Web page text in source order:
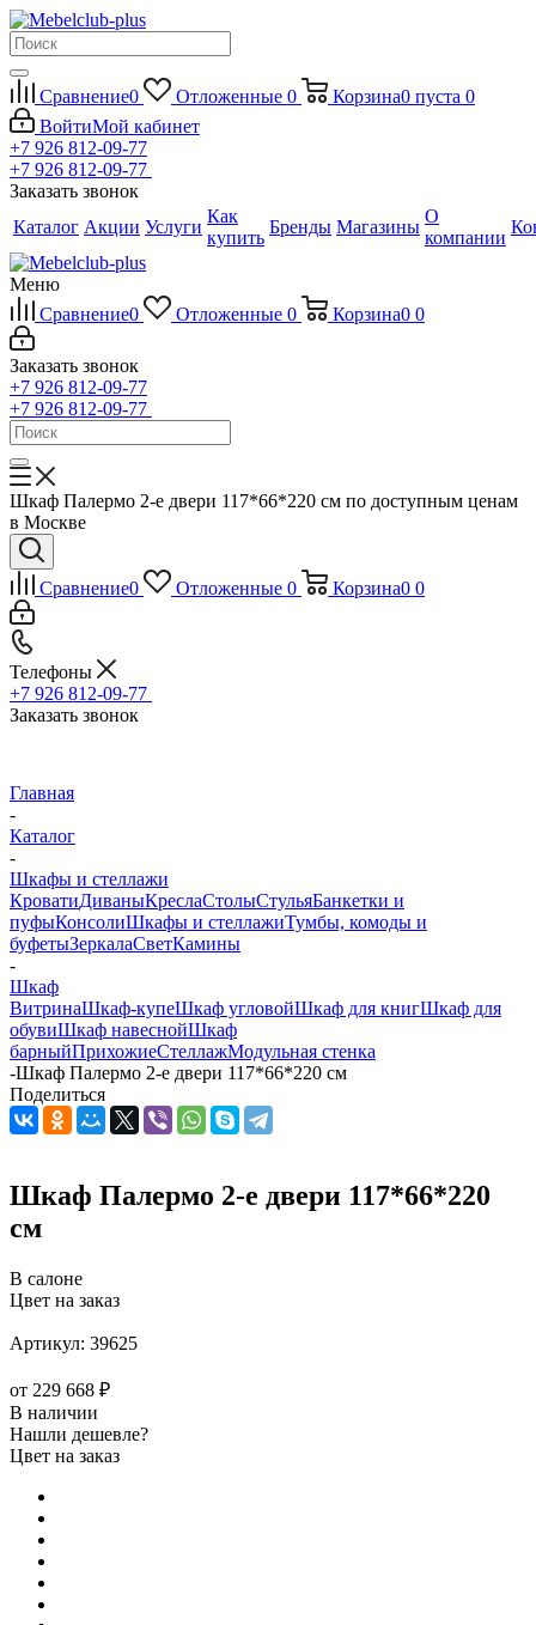
Сравнение0 Отложенные 0 Корзина0 пуста 0
ВойтиМой кабинет
+7 926 812-09-77
+7 926 812-09-77
Заказать звонок
Каталог Акции Услуги
Как
купить
Бренды Магазины
О
компании
Меню
Сравнение0 Отложенные 0 Корзина0 0
Заказать звонок
+7 926 812-09-77
+7 926 812-09-77
Шкаф Палермо 2-е двери 117*66*220 см по доступным ценам
в Москве
Сравнение0 Отложенные 0 Корзина0 0
Телефоны
+7 926 812-09-77
Заказать звонок
Главная
-
Каталог
-
Шкафы и стеллажи
КроватиДиваныКреслаСтолыСтульяБанкетки и
пуфыКонсолиШкафы и стеллажиТумбы, комоды и
буфетыЗеркалаСветКамины
-
Шкаф
ВитринаШкаф-купеШкаф угловойШкаф для книгШкаф для
обувиШкаф навеснойШкаф
барныйПрихожиеСтеллажМодульная стенка
-Шкаф Палермо 2-е двери 117*66*220 см
Поделиться
Шкаф Палермо 2-е двери 117*66*220
см
В салоне
Цвет на заказ
Артикул: 39625
от 229 668 ₽
В наличии
Нашли дешевле?
Цвет на заказ